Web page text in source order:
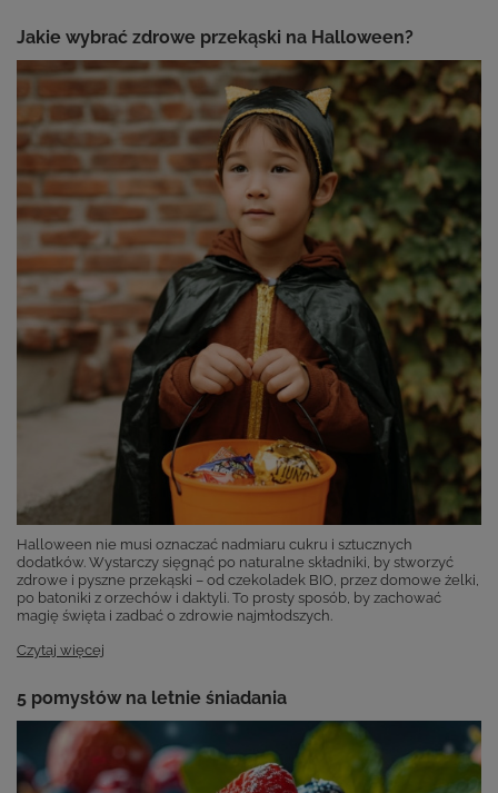
Jakie wybrać zdrowe przekąski na Halloween?
Halloween nie musi oznaczać nadmiaru cukru i sztucznych
dodatków. Wystarczy sięgnąć po naturalne składniki, by stworzyć
zdrowe i pyszne przekąski – od czekoladek BIO, przez domowe żelki,
po batoniki z orzechów i daktyli. To prosty sposób, by zachować
magię święta i zadbać o zdrowie najmłodszych.
Czytaj więcej
5 pomysłów na letnie śniadania